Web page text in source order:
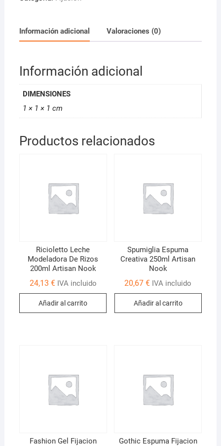
Información adicional Valoraciones (0)
Información adicional
DIMENSIONES
1 × 1 × 1 cm
Productos relacionados
Ricioletto Leche
Modeladora De Rizos
200ml Artisan Nook
24,13 € IVA incluido
Añadir al carrito
Spumiglia Espuma
Creativa 250ml Artisan
Nook
20,67€ IVA incluido
Añadir al carrito
Fashion Gel Fijacion Gothic Espuma Fijacion